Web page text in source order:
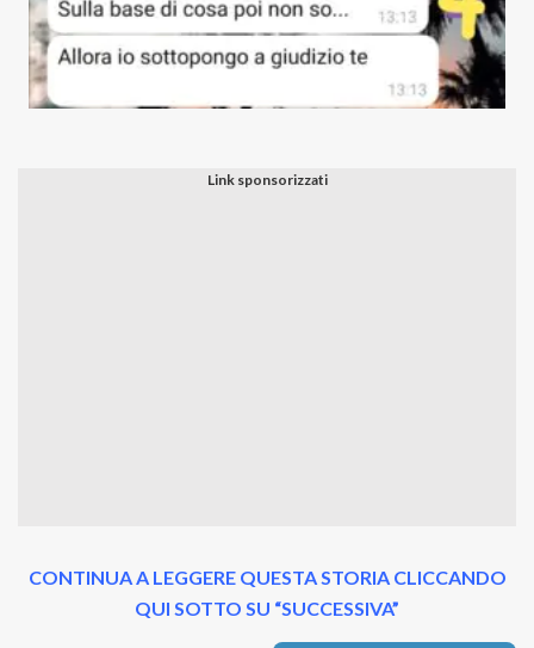
CONTINUA A LEGGERE QUESTA STORIA CLICCANDO
QUI SOTTO SU “SUCCESSIVA”